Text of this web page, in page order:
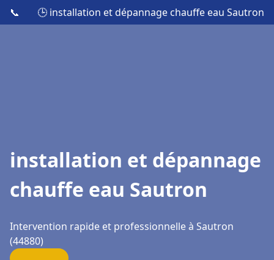
📞 🕒 installation et dépannage chauffe eau Sautron
installation et dépannage
chauffe eau Sautron
Intervention rapide et professionnelle à Sautron
(44880)